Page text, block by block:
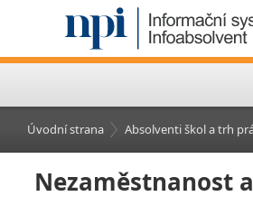
Úvodní strana Absolventi škol a trh
Nezaměstnanost